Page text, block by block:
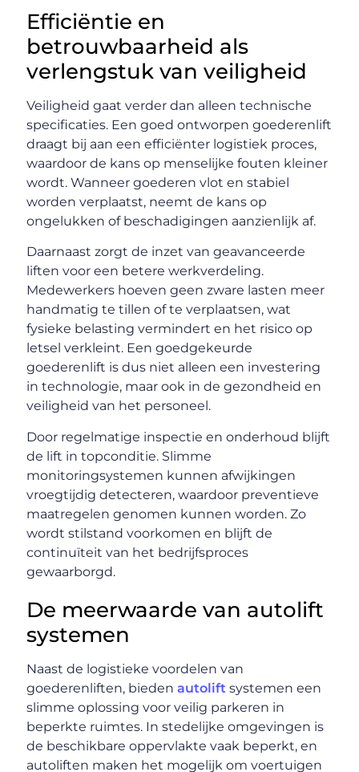
Efficiëntie en
betrouwbaarheid als
verlengstuk van veiligheid
Veiligheid gaat verder dan alleen technische
specificaties. Een goed ontworpen goederenlift
draagt bij aan een efficiënter logistiek proces,
waardoor de kans op menselijke fouten kleiner
wordt. Wanneer goederen vlot en stabiel
worden verplaatst, neemt de kans op
ongelukken of beschadigingen aanzienlijk af.
Daarnaast zorgt de inzet van geavanceerde
liften voor een betere werkverdeling.
Medewerkers hoeven geen zware lasten meer
handmatig te tillen of te verplaatsen, wat
fysieke belasting vermindert en het risico op
letsel verkleint. Een goedgekeurde
goederenlift is dus niet alleen een investering
in technologie, maar ook in de gezondheid en
veiligheid van het personeel.
Door regelmatige inspectie en onderhoud blijft
de lift in topconditie. Slimme
monitoringsystemen kunnen afwijkingen
vroegtijdig detecteren, waardoor preventieve
maatregelen genomen kunnen worden. Zo
wordt stilstand voorkomen en blijft de
continuïteit van het bedrijfsproces
gewaarborgd.
De meerwaarde van autolift
systemen
Naast de logistieke voordelen van
goederenliften, bieden autolift systemen een
slimme oplossing voor veilig parkeren in
beperkte ruimtes. In stedelijke omgevingen is
de beschikbare oppervlakte vaak beperkt, en
autoliften maken het mogelijk om voertuigen